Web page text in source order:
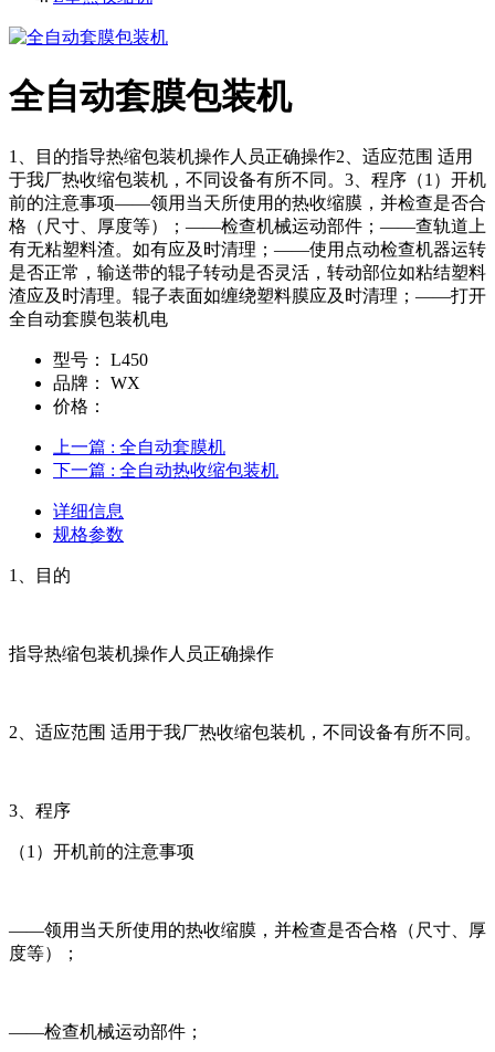
全自动套膜包装机
1、目的指导热缩包装机操作人员正确操作2、适应范围 适用
于我厂热收缩包装机，不同设备有所不同。3、程序（1）开机
前的注意事项——领用当天所使用的热收缩膜，并检查是否合
格（尺寸、厚度等）；——检查机械运动部件；——查轨道上
有无粘塑料渣。如有应及时清理；——使用点动检查机器运转
是否正常，输送带的辊子转动是否灵活，转动部位如粘结塑料
渣应及时清理。辊子表面如缠绕塑料膜应及时清理；——打开
全自动套膜包装机电
型号：
L450
品牌：
WX
价格：
上一篇 : 全自动套膜机
下一篇 : 全自动热收缩包装机
详细信息
规格参数
1、目的
指导热缩包装机操作人员正确操作
2、适应范围 适用于我厂热收缩包装机，不同设备有所不同。
3、程序
（1）开机前的注意事项
——领用当天所使用的热收缩膜，并检查是否合格（尺寸、厚
度等）；
——检查机械运动部件；